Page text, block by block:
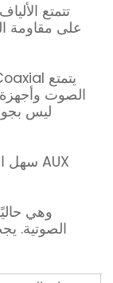
تتمتع
على مقاومة
الصوت وأجهزة
AUX سهل الاستخدام ولكنه يتمتع بأسوأ جودة صوت
وهي
الصوتية.